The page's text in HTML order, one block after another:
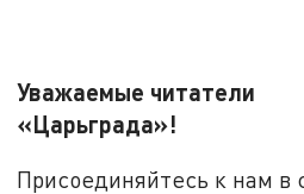
Уважаемые читатели
«Царьграда»!
Присоединяйтесь к нам в